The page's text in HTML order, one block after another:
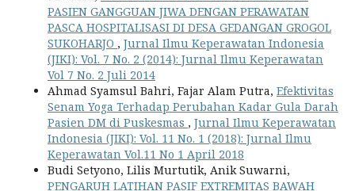
PASIEN GANGGUAN JIWA DENGAN PERAWATAN
PASCA HOSPITALISASI DI DESA GEDANGAN GROGOL
SUKOHARJO , Jurnal Ilmu Keperawatan Indonesia
(JIKI): Vol. 7 No. 2 (2014): Jurnal Ilmu Keperawatan
Vol 7 No. 2 Juli 2014
Ahmad Syamsul Bahri, Fajar Alam Putra, Efektivitas
Senam Yoga Terhadap Perubahan Kadar Gula Darah
Pasien DM di Puskesmas , Jurnal Ilmu Keperawatan
Indonesia (JIKI): Vol. 11 No. 1 (2018): Jurnal Ilmu
Keperawatan Vol.11 No 1 April 2018
Budi Setyono, Lilis Murtutik, Anik Suwarni,
PENGARUH LATIHAN PASIF EXTREMITAS BAWAH